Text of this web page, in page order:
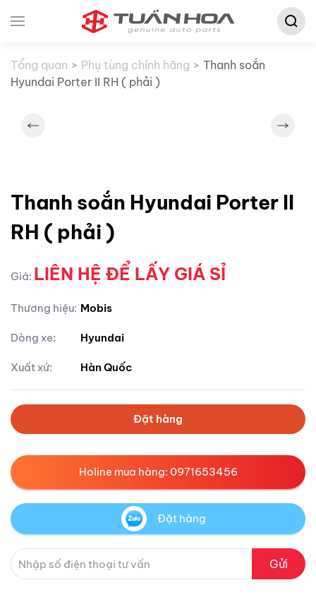
Tìm
Tổng quan
Phụ tùng chính hãng
Thanh soắn
Hyundai Porter II RH ( phải )
Thanh soắn Hyundai Porter II
RH ( phải )
Giá: LIÊN HỆ ĐỂ LẤY GIÁ SỈ
Thương hiệu: Mobis
Dòng xe: Hyundai
Xuất xứ: Hàn Quốc
Đặt hàng
Holine mua hàng: 0971653456
Đặt hàng
Gửi